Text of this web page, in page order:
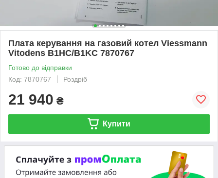
Плата керування на газовий котел Viessmann
Vitodens B1HC/B1KC 7870767
Готово до відправки
Код: 7870767
Роздріб
21 940 ₴
Купити